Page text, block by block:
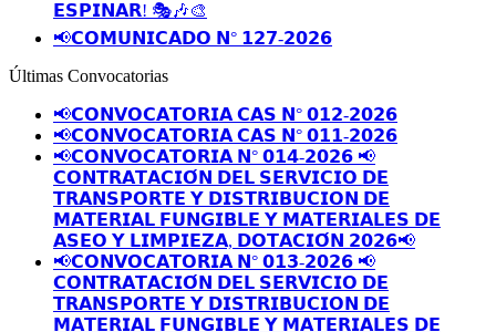
𝗘𝗦𝗣𝗜𝗡𝗔𝗥! 🎭🎶🎨
📢𝗖𝗢𝗠𝗨𝗡𝗜𝗖𝗔𝗗𝗢 𝗡° 𝟭𝟮𝟳-𝟮𝟬𝟮𝟲
Últimas Convocatorias
📢𝗖𝗢𝗡𝗩𝗢𝗖𝗔𝗧𝗢𝗥𝗜𝗔 𝗖𝗔𝗦 𝗡° 𝟬𝟭𝟮-𝟮𝟬𝟮𝟲
📢𝗖𝗢𝗡𝗩𝗢𝗖𝗔𝗧𝗢𝗥𝗜𝗔 𝗖𝗔𝗦 𝗡° 𝟬𝟭𝟭-𝟮𝟬𝟮𝟲
📢𝗖𝗢𝗡𝗩𝗢𝗖𝗔𝗧𝗢𝗥𝗜𝗔 𝗡° 𝟬𝟭𝟰-𝟮𝟬𝟮𝟲 📢
𝗖𝗢𝗡𝗧𝗥𝗔𝗧𝗔𝗖𝗜𝗢́𝗡 𝗗𝗘𝗟 𝗦𝗘𝗥𝗩𝗜𝗖𝗜𝗢 𝗗𝗘
𝗧𝗥𝗔𝗡𝗦𝗣𝗢𝗥𝗧𝗘 𝗬 𝗗𝗜𝗦𝗧𝗥𝗜𝗕𝗨𝗖𝗜𝗢𝗡 𝗗𝗘
𝗠𝗔𝗧𝗘𝗥𝗜𝗔𝗟 𝗙𝗨𝗡𝗚𝗜𝗕𝗟𝗘 𝗬 𝗠𝗔𝗧𝗘𝗥𝗜𝗔𝗟𝗘𝗦 𝗗𝗘
𝗔𝗦𝗘𝗢 𝗬 𝗟𝗜𝗠𝗣𝗜𝗘𝗭𝗔, 𝗗𝗢𝗧𝗔𝗖𝗜𝗢́𝗡 𝟮𝟬𝟮𝟲📢
📢𝗖𝗢𝗡𝗩𝗢𝗖𝗔𝗧𝗢𝗥𝗜𝗔 𝗡° 𝟬𝟭𝟯-𝟮𝟬𝟮𝟲 📢
𝗖𝗢𝗡𝗧𝗥𝗔𝗧𝗔𝗖𝗜𝗢́𝗡 𝗗𝗘𝗟 𝗦𝗘𝗥𝗩𝗜𝗖𝗜𝗢 𝗗𝗘
𝗧𝗥𝗔𝗡𝗦𝗣𝗢𝗥𝗧𝗘 𝗬 𝗗𝗜𝗦𝗧𝗥𝗜𝗕𝗨𝗖𝗜𝗢𝗡 𝗗𝗘
𝗠𝗔𝗧𝗘𝗥𝗜𝗔𝗟 𝗙𝗨𝗡𝗚𝗜𝗕𝗟𝗘 𝗬 𝗠𝗔𝗧𝗘𝗥𝗜𝗔𝗟𝗘𝗦 𝗗𝗘